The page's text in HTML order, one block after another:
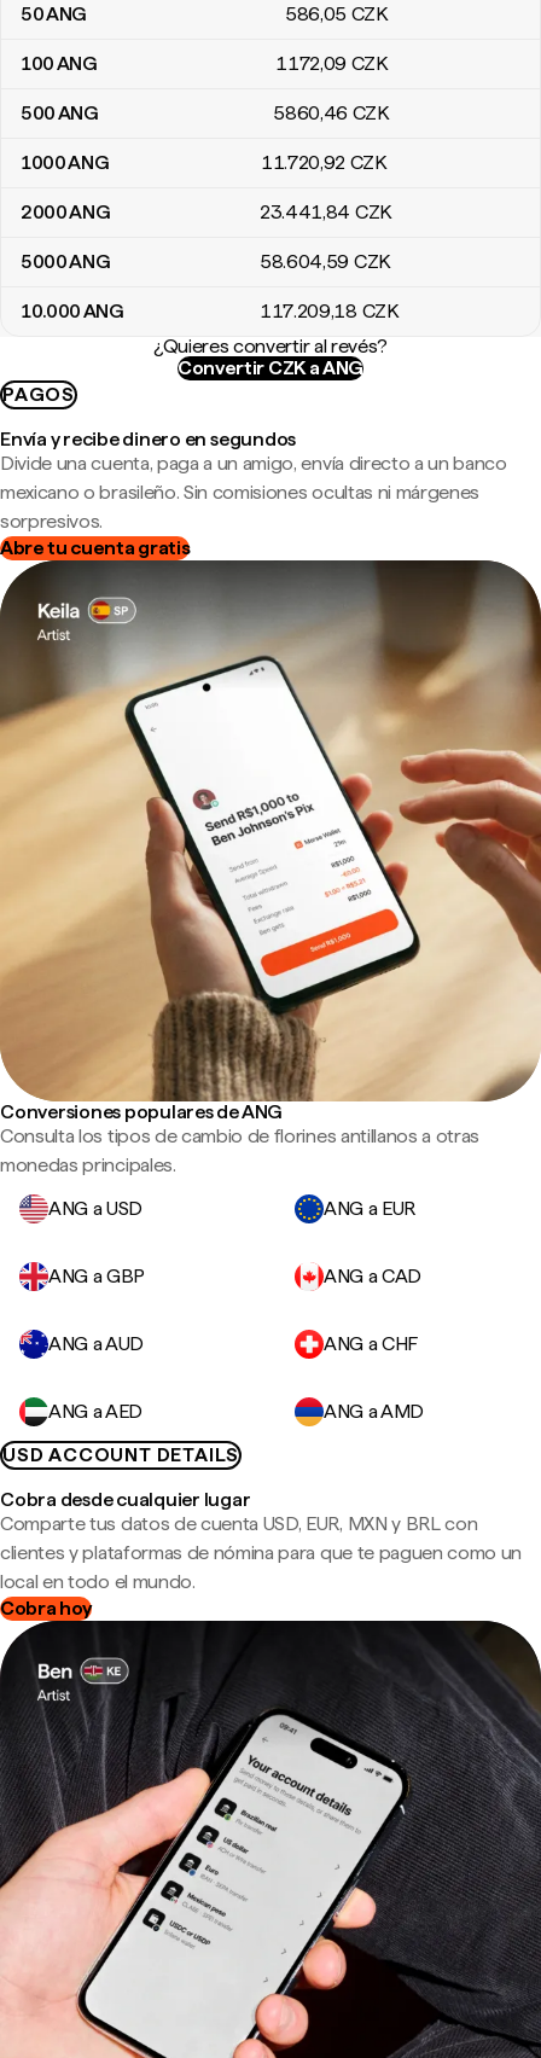
50ANG 586,05 CZK
100ANG 1172,09 CZK
500ANG 5860,46 CZK
1000ANG 11.720,92 CZK
2000ANG 23.441,84 CZK
5000ANG 58.604,59 CZK
10.000ANG 117.209,18 CZK
¿Quieres convertir al revés?
Convertir CZK a ANG
PAGOS
Envía y recibe dinero en segundos
Divide una cuenta, paga a un amigo, envía directo a un banco
mexicano o brasileño. Sin comisiones ocultas ni márgenes
sorpresivos.
Abre tu cuenta gratis
Conversiones populares de ANG
Consulta los tipos de cambio de florines antillanos a otras
monedas principales.
ANG a USD
ANG a EUR
ANG a GBP ANG a CAD
ANG a AUD ANG a CHF
ANG a AED
ANG a AMD
USD ACCOUNT DETAILS
Cobra desde cualquier lugar
Comparte tus datos de cuenta USD, EUR, MXN y BRL con
clientes y plataformas de nómina para que te paguen como un
local en todo el mundo.
Cobra hoy